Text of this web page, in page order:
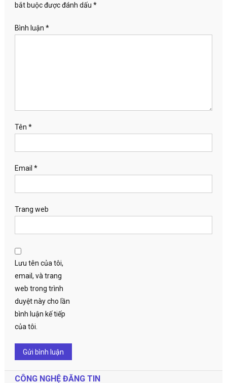
bắt buộc được đánh dấu *
Bình luận *
Tên *
Email *
Trang web
Lưu tên của tôi,
email, và trang
web trong trình
duyệt này cho lần
bình luận kế tiếp
của tôi.
CÔNG NGHỆ ĐĂNG TIN